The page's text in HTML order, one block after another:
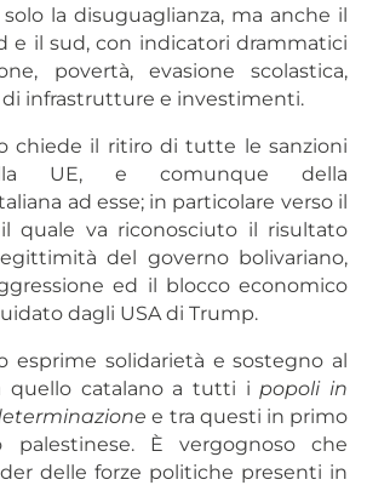
la disuguaglianza, ma anche il
e il sud, con indicatori drammatici
povertà, evasione scolastica,
di infrastrutture e investimenti.
chiede il ritiro di tutte le sanzioni
UE, e comunque della
ad esse; in particolare verso il
quale va riconosciuto il risultato
del governo bolivariano,
ed il blocco economico
dagli USA di Trump.
esprime solidarietà e sostegno al
quello catalano a tutti i popoli in
e tra questi in primo
È vergognoso che
delle forze politiche presenti in